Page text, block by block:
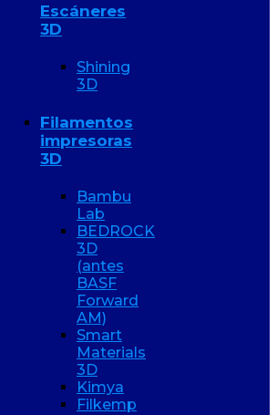
Escáneres
3D
Shining
3D
Filamentos
impresoras
3D
Bambu
Lab
BEDROCK
3D
(antes
BASF
Forward
AM)
Smart
Materials
3D
Kimya
Filkemp